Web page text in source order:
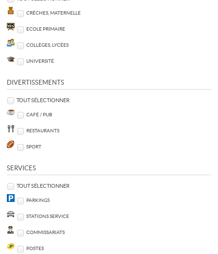
CRÈCHES, MATERNELLE
ECOLE PRIMAIRE
COLLÈGES, LYCÉES
UNIVERSITÉ
DIVERTISSEMENTS
TOUT SÉLECTIONNER
CAFÉ / PUB
RESTAURANTS
SPORT
SERVICES
TOUT SÉLECTIONNER
PARKINGS
STATIONS SERVICE
COMMISSARIATS
POSTES